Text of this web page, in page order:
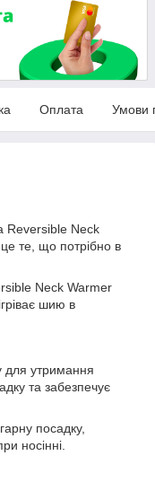
Оплата Умови
Reversible Neck
те, що потрібно в
Neck Warmer
шию в
для утримання
та забезпечує
посадку,
носінні.